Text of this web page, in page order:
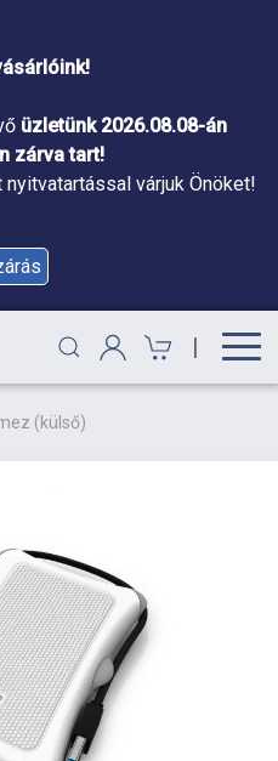
üzletünk 2026.08.08-án
zárva tart!
várjuk Önöket!
|
(külső)